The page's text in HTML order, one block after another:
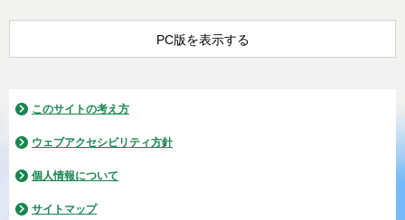
PC版を表示する
このサイトの考え方
ウェブアクセシビリティ方針
個人情報について
サイトマップ